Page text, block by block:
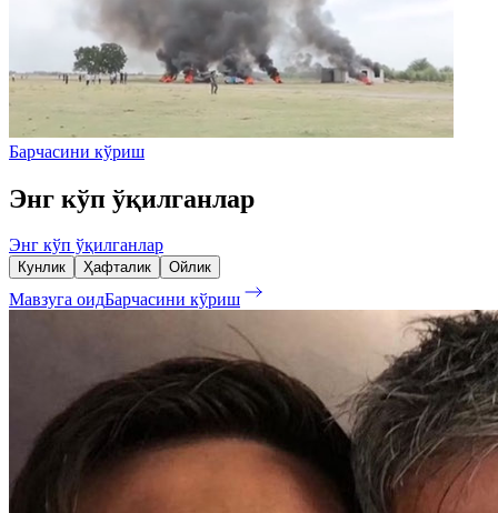
Барчасини кўриш
Энг кўп ўқилганлар
Энг кўп ўқилганлар
Кунлик Ҳафталик Ойлик
Мавзуга оидБарчасини кўриш